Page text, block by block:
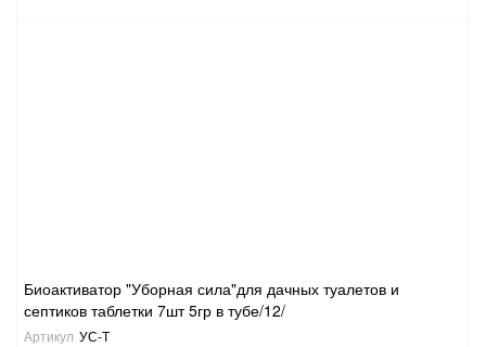
Биоактиватор "Уборная сила"для дачных туалетов и
септиков таблетки 7шт 5гр в тубе/12/
Артикул УС-Т